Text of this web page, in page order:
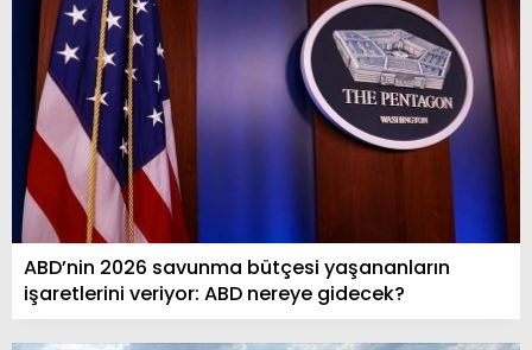
ABD’nin 2026 savunma bütçesi yaşananların
işaretlerini veriyor: ABD nereye gidecek?